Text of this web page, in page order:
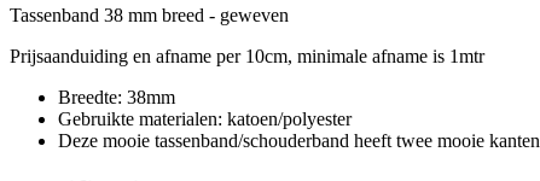
Tassenband 38 mm breed - geweven
Prijsaanduiding en afname per 10cm, minimale afname is 1mtr
Breedte: 38mm
Gebruikte materialen: katoen/polyester
Deze mooie tassenband/schouderband heeft twee mooie kanten